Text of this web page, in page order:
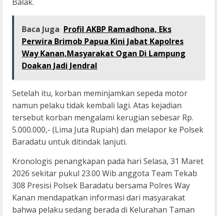
Baca Juga Profil AKBP Ramadhona, Eks
Perwira Brimob Papua Kini Jabat Kapolres
Way Kanan,Masyarakat Ogan Di Lampung
Doakan Jadi Jendral
Setelah itu, korban meminjamkan sepeda motor
namun pelaku tidak kembali lagi. Atas kejadian
tersebut korban mengalami kerugian sebesar Rp.
5.000.000,- (Lima Juta Rupiah) dan melapor ke Polsek
Baradatu untuk ditindak lanjuti.
‎Kronologis penangkapan pada hari Selasa, 31 Maret
2026 sekitar pukul 23.00 Wib anggota Team Tekab
308 Presisi Polsek Baradatu bersama Polres Way
Kanan mendapatkan informasi dari masyarakat
bahwa pelaku sedang berada di Kelurahan Taman